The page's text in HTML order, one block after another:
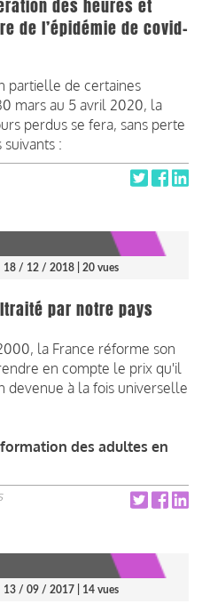
des heures et
de l’épidémie de covid-
partielle de certaines
mars au 5 avril 2020, la
perdus se fera, sans perte
:
18 / 12 / 2018 | 20 vues
par notre pays
la France réforme son
en compte le prix qu'il
devenue à la fois universelle
des adultes en
13 / 09 / 2017 | 14 vues